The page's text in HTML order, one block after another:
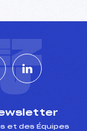
et des Équipes